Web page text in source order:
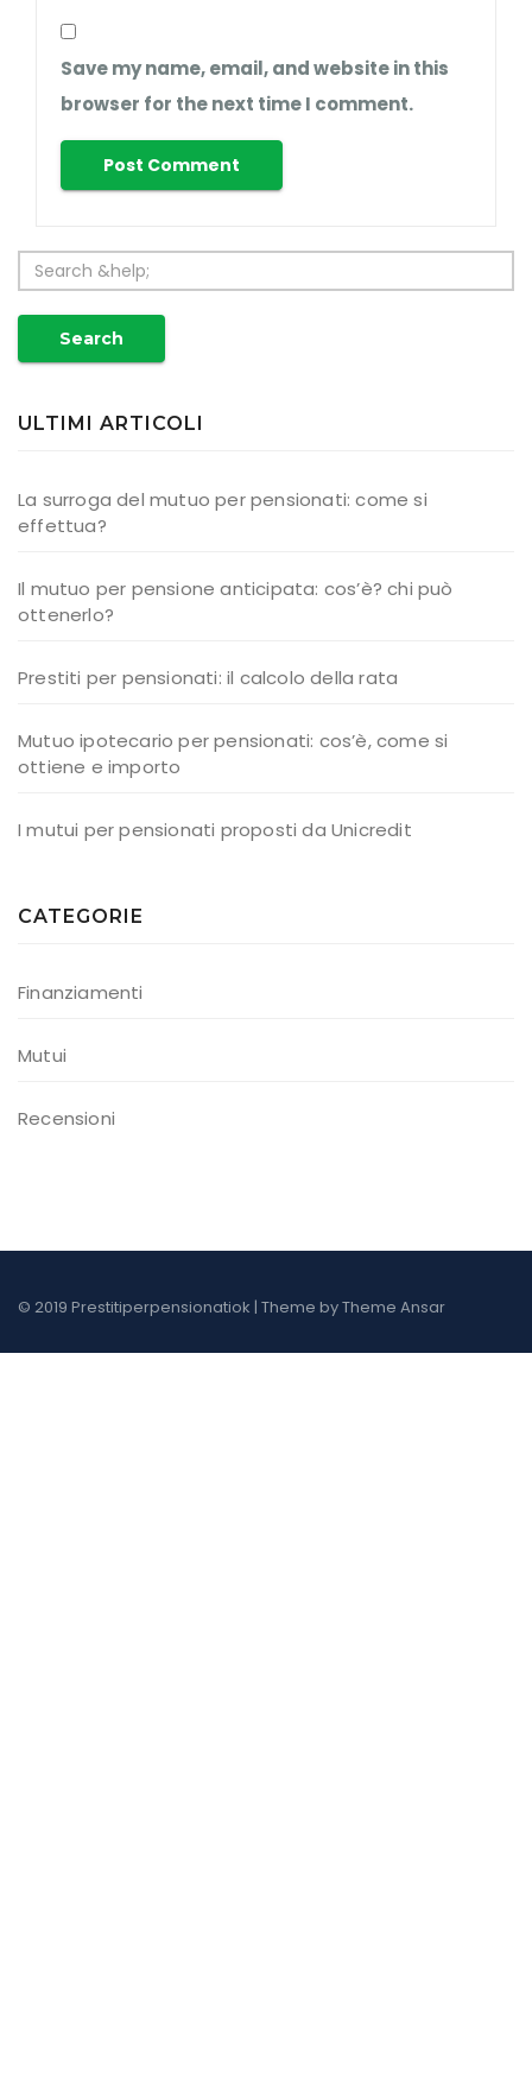
Save my name, email, and website in this
browser for the next time I comment.
Search
ULTIMI ARTICOLI
La surroga del mutuo per pensionati: come si
effettua?
Il mutuo per pensione anticipata: cos’è? chi può
ottenerlo?
Prestiti per pensionati: il calcolo della rata
Mutuo ipotecario per pensionati: cos’è, come si
ottiene e importo
I mutui per pensionati proposti da Unicredit
CATEGORIE
Finanziamenti
Mutui
Recensioni
© 2019 Prestitiperpensionatiok | Theme byTheme Ansar